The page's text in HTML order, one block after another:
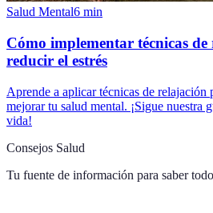
Salud Mental6 min
Cómo implementar técnicas
reducir el estrés
Aprende a aplicar técnicas de relajación
mejorar tu salud mental. ¡Sigue nuestra
vida!
Consejos Salud
Tu fuente de información para saber